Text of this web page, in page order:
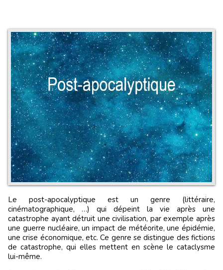
Le post-apocalyptique est un genre (littéraire,
cinématographique, …) qui dépeint la vie après une
catastrophe ayant détruit une civilisation, par exemple après
une guerre nucléaire, un impact de météorite, une épidémie,
une crise économique, etc. Ce genre se distingue des fictions
de catastrophe, qui elles mettent en scène le cataclysme
lui-même.